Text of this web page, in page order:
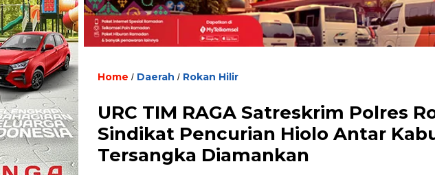
Home / Daerah / Rokan Hilir
URC TIM RAGA Satreskrim Polres
Sindikat Pencurian Hiolo Antar
Tersangka Diamankan